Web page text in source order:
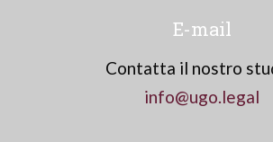
E-mail
Contatta il nostro
info@ugo.legal